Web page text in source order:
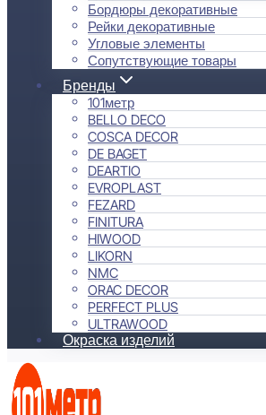
Бордюры декоративные
Рейки декоративные
Угловые элементы
Сопутствующие товары
Бренды
101метр
BELLO DECO
COSCA DECOR
DE BAGET
DEARTIO
EVROPLAST
FEZARD
FINITURA
HIWOOD
LIKORN
NMC
ORAC DECOR
PERFECT PLUS
ULTRAWOOD
Окраска изделий